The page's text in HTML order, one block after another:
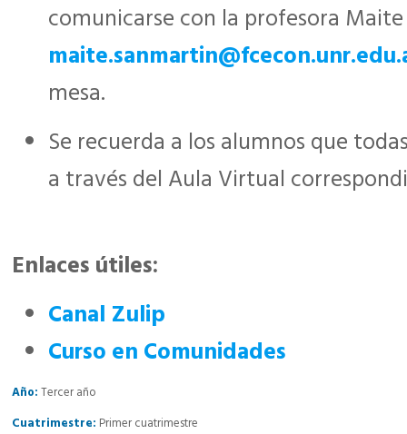
comunicarse con la profesora
mesa.
Se recuerda a los alumnos que
a través del Aula Virtual
Enlaces útiles:
Canal Zulip
Curso en Comunidades
Año:Tercer año
Cuatrimestre: Primer cuatrimestre